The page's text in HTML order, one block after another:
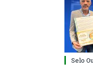
Selo